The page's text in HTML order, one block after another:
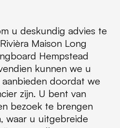
u deskundig advies te
Maison Long
Hempstead
kunnen we u
doordat we
zijn. U bent van
bezoek te brengen
waar u uitgebreide